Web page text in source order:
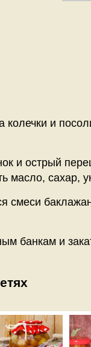
колечки и
и острый
масло, сахар,
смеси
банкам и